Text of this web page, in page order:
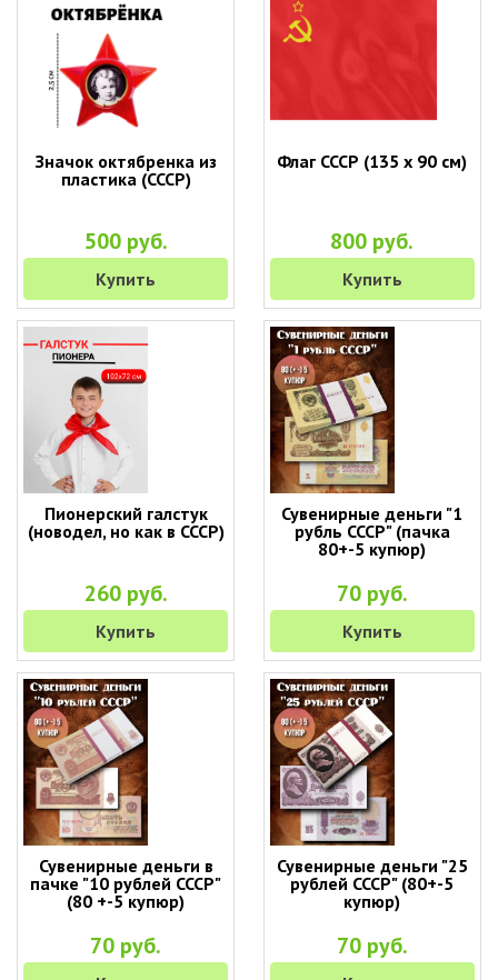
Значок октябренка из
пластика (СССР)
500 руб.
Купить
Флаг СССР (135 х 90 см)
800 руб.
Купить
Пионерский галстук
(новодел, но как в СССР)
260 руб.
Купить
Сувенирные деньги "1
рубль СССР" (пачка
80+-5 купюр)
70 руб.
Купить
Сувенирные деньги в
пачке "10 рублей СССР"
(80 +-5 купюр)
70 руб.
Сувенирные деньги "25
рублей СССР" (80+-5
купюр)
70 руб.